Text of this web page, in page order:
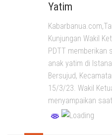
Yatim
Kunjungan Wakil
PDTT memberikan
anak yatim di
Bersujud,
15/3/23. Wakil
menyampaikan